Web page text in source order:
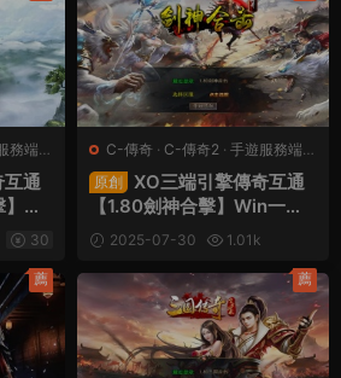
務端·
互通
Wi
果
教
30
C-傳奇 · C-傳奇2 · 手遊服務端·
端遊服務端
原創
XO三端引擎傳奇互通
【1.80劍神合擊】Win一鍵
服務端+PC安卓蘋果三端
+加密工具+視頻架設教程
2025-07-30
1.01k
薦 薦